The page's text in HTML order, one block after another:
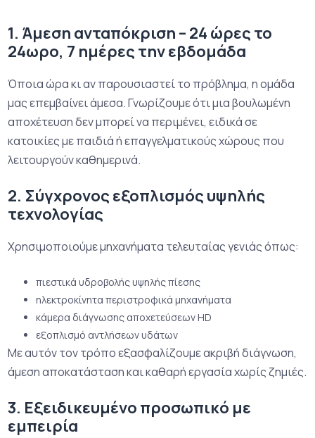
1. Άμεση ανταπόκριση – 24 ώρες το
24ωρο, 7 ημέρες την εβδομάδα
Όποια ώρα κι αν παρουσιαστεί το πρόβλημα, η ομάδα
μας επεμβαίνει άμεσα. Γνωρίζουμε ότι μια βουλωμένη
αποχέτευση δεν μπορεί να περιμένει, ειδικά σε
κατοικίες με παιδιά ή επαγγελματικούς χώρους που
λειτουργούν καθημερινά.
2. Σύγχρονος εξοπλισμός υψηλής
τεχνολογίας
Χρησιμοποιούμε μηχανήματα τελευταίας γενιάς όπως:
πιεστικά υδροβολής υψηλής πίεσης
ηλεκτροκίνητα περιστροφικά μηχανήματα
κάμερα διάγνωσης αποχετεύσεων HD
εξοπλισμό αντλήσεων υδάτων
Με αυτόν τον τρόπο εξασφαλίζουμε ακριβή διάγνωση,
άμεση αποκατάσταση και καθαρή εργασία χωρίς ζημιές.
3. Εξειδικευμένο προσωπικό με
εμπειρία